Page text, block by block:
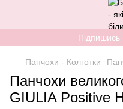
Панчохи - Колготки
Панчохи
GIULIA Positive